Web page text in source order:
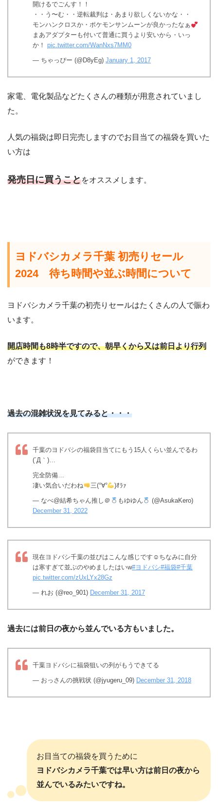
開けるでごんす！！
・・う〜む・・逆転裁判は・あまり欲しくないかな・・
モンハンクロスか・ポケモンサンムーンが良かったなぁ
まあアダプターも付いて普通に買うより安いから・いっ
か！ pic.twitter.com/WanNxs7MM0
— ちゃっぴー (@D8yEg) January 1, 2017
家電、電化製品などたくさんの種類が用意されていまし
た。
人気の福袋は即日完売しますのでお目当ての福袋を買いた
い方は
発売日に買うことをオススメします。
ヨドバシカメラ千葉 初売りセール
2024 待ち時間や並ぶ時間について
ヨドバシカメラ千葉の初売りセールはたくさんの人で賑わ
います。
開店時間も8時半ですので、朝早くから又は前日より行列
ができます！
過去の混雑状況を見てみると・・・
千葉のヨドバシの福袋目当てにもう15人くらい並んでるわ
(´Д｀)…
完全防備…
凄い気合いだわね
三(°∀° )ｵﾗｧ
— なべ@結希ちゃん推し＠ もゆゆん
(@AsukaKero)
December 31, 2022
現在ヨドバシ千葉の並びはこんな感じです☺︎ちなみに自分
は寒すぎて並ぶのやめましたはいw#ヨドバシ#福袋#千葉
pic.twitter.com/zUxLYx28Gz
— れお (@reo_901) December 31, 2017
過去には前日の夜から並んでいる方もいました。
千葉ヨドバシに福袋狙いの列がもうできてる
— おっさんの挑戦状 (@jyugeru_09) December 31, 2018
お目当ての福袋を買うために
ヨドバシカメラ千葉では早い方は前日の夜から
並んでいるみたいですね。